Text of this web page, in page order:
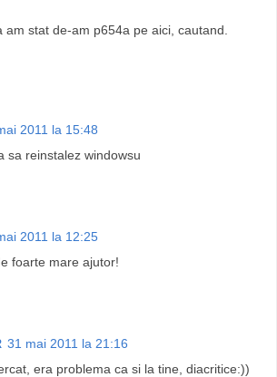
am stat de-am p654a pe aici, cautand.
2011 la 15:48
sa reinstalez windowsu
2011 la 12:25
foarte mare ajutor!
31 mai 2011 la 21:16
era problema ca si la tine, diacritice:))